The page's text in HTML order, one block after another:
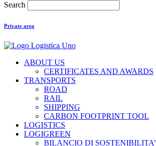
Search
Private area
ABOUT US
CERTIFICATES AND AWARDS
TRANSPORTS
ROAD
RAIL
SHIPPING
CARBON FOOTPRINT TOOL
LOGISTICS
LOGIGREEN
BILANCIO DI SOSTENIBILITA’